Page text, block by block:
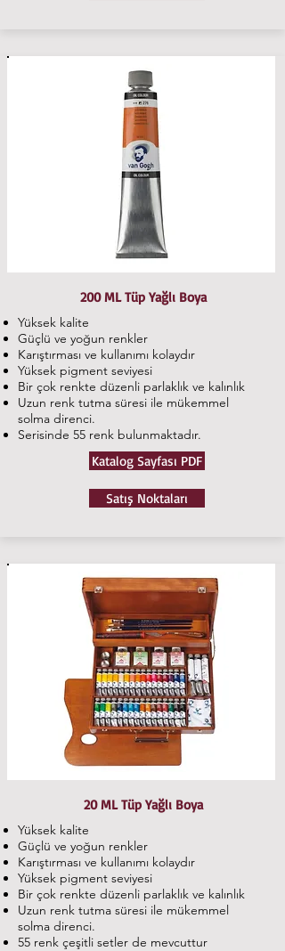
200 ML Tüp Yağlı Boya
Yüksek kalite
Güçlü ve yoğun renkler
Karıştırması ve kullanımı kolaydır
Yüksek pigment seviyesi
Bir çok renkte düzenli parlaklık ve kalınlık
Uzun renk tutma süresi ile mükemmel
solma direnci.
Serisinde 55 renk bulunmaktadır.
Katalog Sayfası PDF
Satış Noktaları
20 ML Tüp Yağlı Boya
Yüksek kalite
Güçlü ve yoğun renkler
Karıştırması ve kullanımı kolaydır
Yüksek pigment seviyesi
Bir çok renkte düzenli parlaklık ve kalınlık
Uzun renk tutma süresi ile mükemmel
solma direnci.
55 renk çeşitli setler de mevcuttur